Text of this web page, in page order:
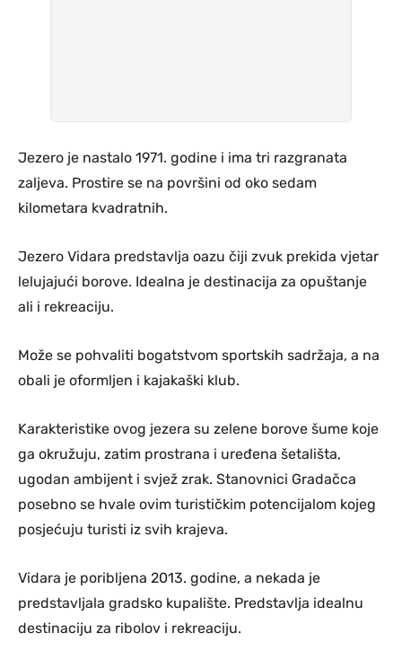
Jezero je nastalo 1971. godine i ima tri razgranata
zaljeva. Prostire se na površini od oko sedam
kilometara kvadratnih.
Jezero Vidara predstavlja oazu čiji zvuk prekida vjetar
lelujajući borove. Idealna je destinacija za opuštanje
ali i rekreaciju.
Može se pohvaliti bogatstvom sportskih sadržaja, a na
obali je oformljen i kajakaški klub.
Karakteristike ovog jezera su zelene borove šume koje
ga okružuju, zatim prostrana i uređena šetališta,
ugodan ambijent i svjež zrak. Stanovnici Gradačca
posebno se hvale ovim turističkim potencijalom kojeg
posjećuju turisti iz svih krajeva.
Vidara je poribljena 2013. godine, a nekada je
predstavljala gradsko kupalište. Predstavlja idealnu
destinaciju za ribolov i rekreaciju.